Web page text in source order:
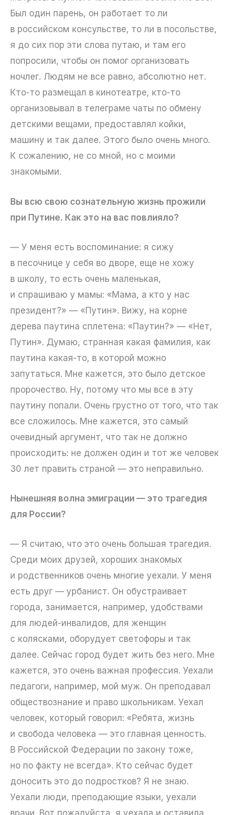
Был один парень, он работает то ли
в российском консульстве, то ли в посольстве,
я до сих пор эти слова путаю, и там его
попросили, чтобы он помог организовать
ночлег. Людям не все равно, абсолютно нет.
Кто-то размещал в кинотеатре, кто-то
организовывал в телеграме чаты по обмену
детскими вещами, предоставлял койки,
машину и так далее. Этого было очень много.
К сожалению, не со мной, но с моими
знакомыми.
Вы всю свою сознательную жизнь прожили
при Путине. Как это на вас повлияло?
— У меня есть воспоминание: я сижу
в песочнице у себя во дворе, еще не хожу
в школу, то есть очень маленькая,
и спрашиваю у мамы: «Мама, а кто у нас
президент?» — «Путин». Вижу, на корне
дерева паутина сплетена: «Паутин?» — «Нет,
Путин». Думаю, странная какая фамилия, как
паутина какая-то, в которой можно
запутаться. Мне кажется, это было детское
пророчество. Ну, потому что мы все в эту
паутину попали. Очень грустно от того, что так
все сложилось. Мне кажется, это самый
очевидный аргумент, что так не должно
происходить: не должен один и тот же человек
30 лет править страной — это неправильно.
Нынешняя волна эмиграции — это трагедия
для России?
— Я считаю, что это очень большая трагедия.
Среди моих друзей, хороших знакомых
и родственников очень многие уехали. У меня
есть друг — урбанист. Он обустраивает
города, занимается, например, удобствами
для людей-инвалидов, для женщин
с колясками, оборудует светофоры и так
далее. Сейчас город будет жить без него. Мне
кажется, это очень важная профессия. Уехали
педагоги, например, мой муж. Он преподавал
обществознание и право школьникам. Уехал
человек, который говорил: «Ребята, жизнь
и свобода человека — это главная ценность.
В Российской Федерации по закону тоже,
но по факту не всегда». Кто сейчас будет
доносить это до подростков? Я не знаю.
Уехали люди, преподающие языки, уехали